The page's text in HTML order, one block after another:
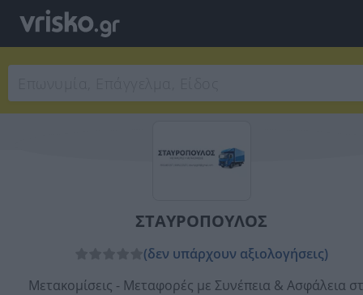
ΣΤΑΥΡΟΠΟΥΛΟΣ
(δεν υπάρχουν αξιολογήσεις)
Μετακομίσεις - Μεταφορές με Συνέπεια & Ασφάλεια